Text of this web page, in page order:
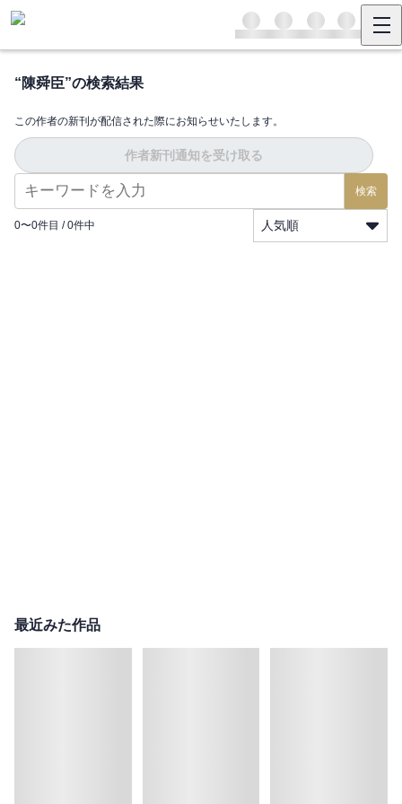
“陳舜臣”の検索結果
この作者の新刊が配信された際にお知らせいたします。
作者新刊通知を受け取る
検索
0〜0件目 / 0件中 人気順
最近みた作品